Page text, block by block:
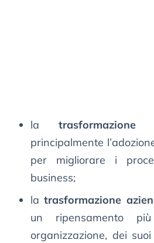
latrasformazione
principalmente
per migliorare i
business;
latrasformazione
un ripensamento
organizzazione, dei